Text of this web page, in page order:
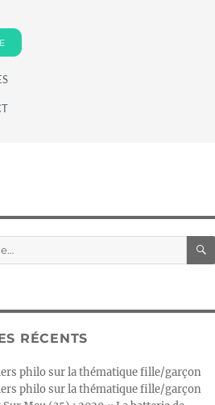
RÉCENTS
philo sur la thématique fille/garçon
philo sur la thématique fille/garçon